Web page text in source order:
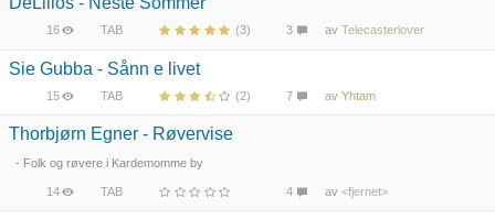
16 TAB (3) 3 avTelecasterlover
Sie Gubba - Sånn e livet
15 TAB (2) 7 avYhtam
Thorbjørn Egner - Røvervise
- Folk og røvere i Kardemomme by
14 TAB 4 av<fjernet>